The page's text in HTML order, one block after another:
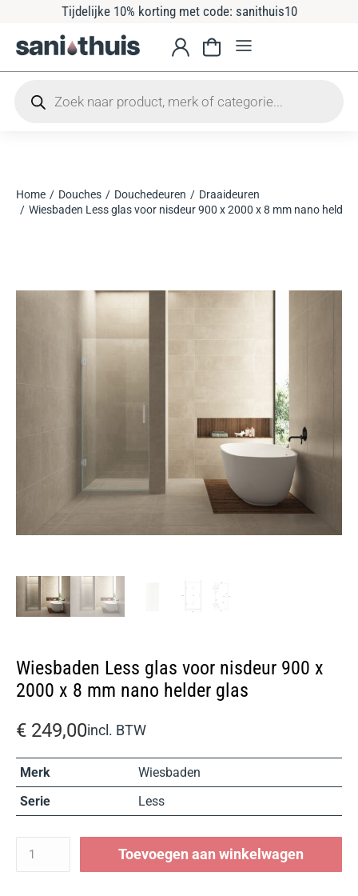
Tijdelijke 10% korting met code: sanithuis10
Je bent hier:
Home Douches Douchedeuren
Draaideuren
Wiesbaden Less glas voor nisdeur 900 x 2000 x 8 mm nano helder
Wiesbaden Less glas voor nisdeur 900 x
2000 x 8 mm nano helder glas
€ 249,00incl. BTW
Merk
Wiesbaden
Serie
Less
Toevoegen aan winkelwagen